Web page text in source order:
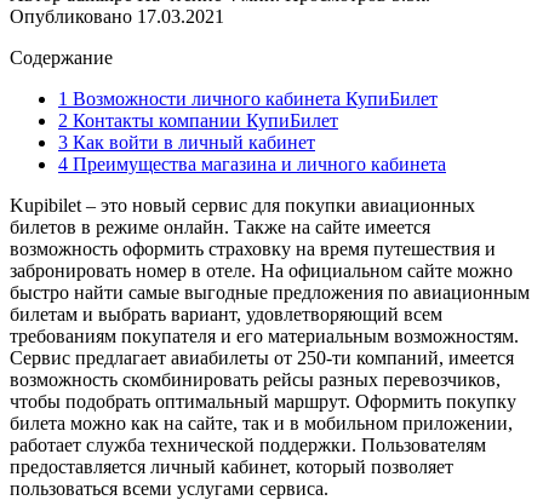
Опубликовано 17.03.2021
Содержание
1 Возможности личного кабинета КупиБилет
2 Контакты компании КупиБилет
3 Как войти в личный кабинет
4 Преимущества магазина и личного кабинета
Kupibilet – это новый сервис для покупки авиационных
билетов в режиме онлайн. Также на сайте имеется
возможность оформить страховку на время путешествия и
забронировать номер в отеле. На официальном сайте можно
быстро найти самые выгодные предложения по авиационным
билетам и выбрать вариант, удовлетворяющий всем
требованиям покупателя и его материальным возможностям.
Сервис предлагает авиабилеты от 250-ти компаний, имеется
возможность скомбинировать рейсы разных перевозчиков,
чтобы подобрать оптимальный маршрут. Оформить покупку
билета можно как на сайте, так и в мобильном приложении,
работает служба технической поддержки. Пользователям
предоставляется личный кабинет, который позволяет
пользоваться всеми услугами сервиса.